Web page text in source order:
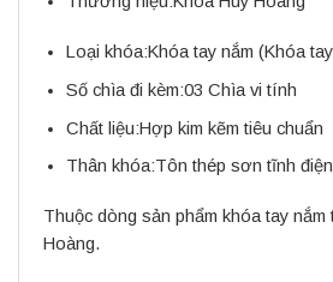
Loại khóa:Khóa tay nắm(Khóa
Số chìa đi kèm:03 Chìa vi tính
Chất liệu:Hợp kim kẽm tiêu chuẩn
Thân khóa:Tôn thép sơn tĩnh điện
Thuộc dòng sản phẩm khóa tay nắm
Hoàng.